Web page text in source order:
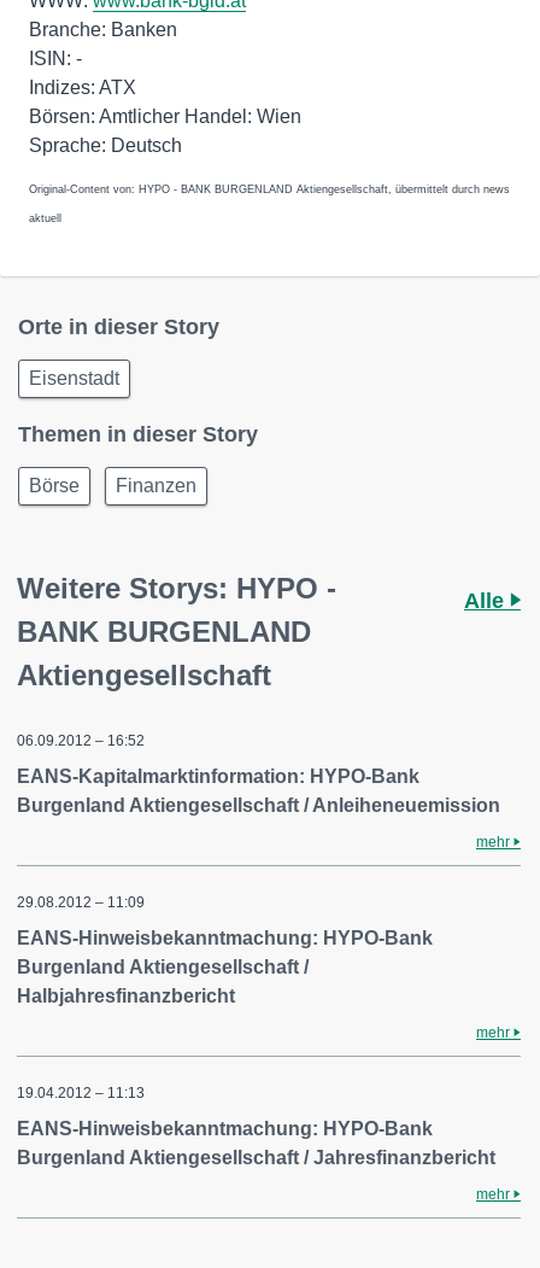
Branche: Banken
ISIN: -
Indizes: ATX
Börsen: Amtlicher Handel: Wien
Original-Content von: HYPO - BANK BURGENLAND Aktiengesellschaft, übermittelt durch news
aktuell
Orte in dieser Story
Eisenstadt
Themen in dieser Story
Börse Finanzen
Weitere Storys: HYPO -
BANK BURGENLAND
Aktiengesellschaft
Alle
06.09.2012 – 16:52
EANS-Kapitalmarktinformation: HYPO-Bank
Burgenland Aktiengesellschaft / Anleiheneuemission
mehr
29.08.2012 – 11:09
EANS-Hinweisbekanntmachung: HYPO-Bank
Burgenland Aktiengesellschaft /
Halbjahresfinanzbericht
mehr
19.04.2012 – 11:13
EANS-Hinweisbekanntmachung: HYPO-Bank
Burgenland Aktiengesellschaft / Jahresfinanzbericht
mehr